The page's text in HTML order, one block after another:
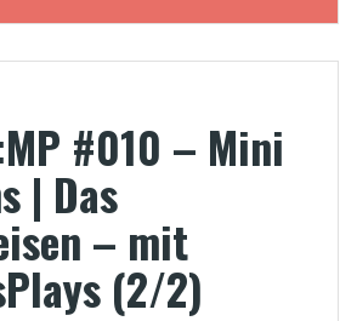
#010 – Mini
| Das
– mit
(2/2)